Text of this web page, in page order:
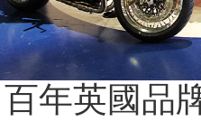
百年英國品